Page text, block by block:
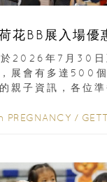
花BB展入場優
於2026年7月30
展會有多達500
親子資訊，各位
PREGNANCY /